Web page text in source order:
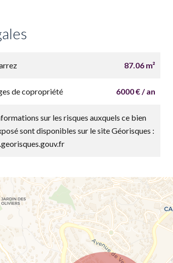
87.06 m²
de copropriété 6000 € / an
sur les risques auxquels ce bien
sont disponibles sur le site Géorisques :